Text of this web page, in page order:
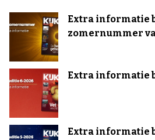
Extra informatie
zomernummer
Extra informatie
Extra informatie